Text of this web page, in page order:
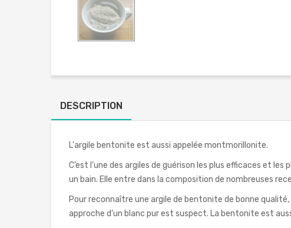
DESCRIPTION
L'argile bentonite est aussi appelée montmorillonite.
C’est l’une des argiles de guérison les plus efficaces et
un bain. Elle entre dans la composition de nombreuses
Pour reconnaître une argile de bentonite de bonne
approche d’un blanc pur est suspect. La bentonite est